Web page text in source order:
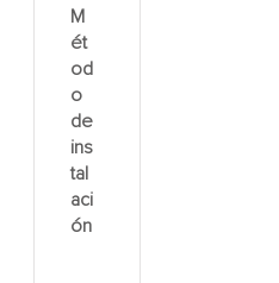
M
ét
od
o
de
ins
tal
aci
ón